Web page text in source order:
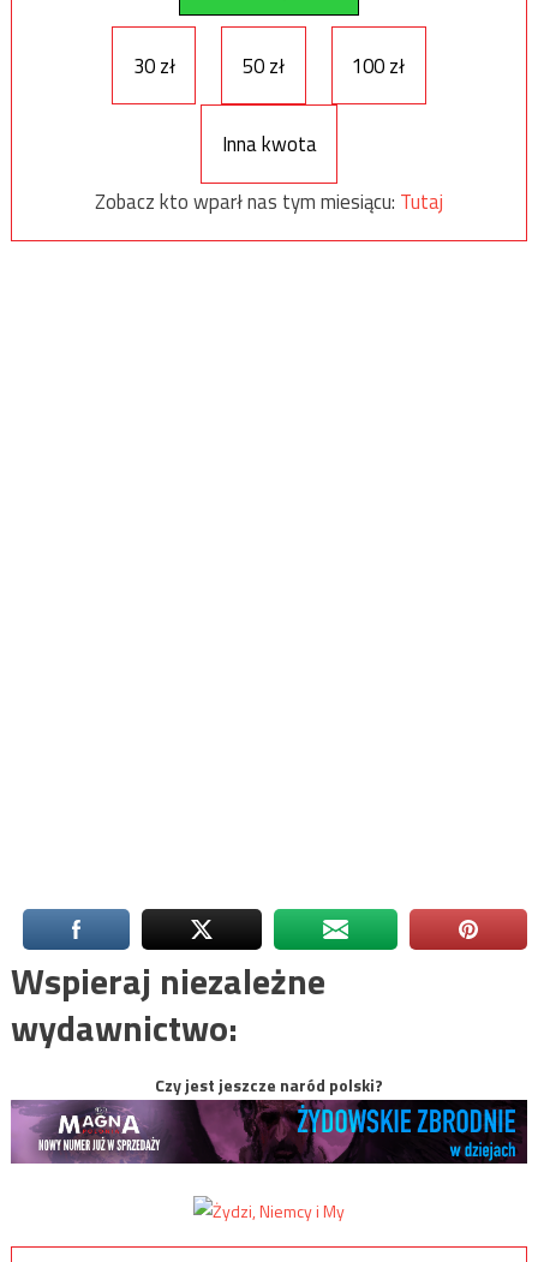
30 zł 50 zł 100 zł
Inna kwota
Zobacz kto wparł nas tym miesiącu: Tutaj
Wspieraj niezależne
wydawnictwo:
Czy jest jeszcze naród polski?